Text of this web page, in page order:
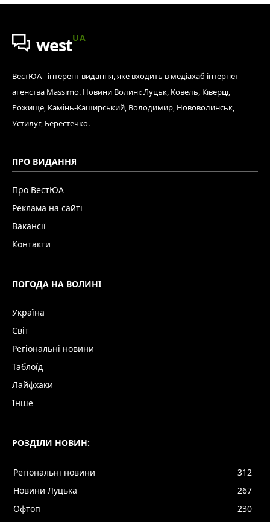
westUA
ВестЮА - інтерент видання, яке входить в медіахаб інтернет
агенства Massimo. Новини Волині: Луцьк, Ковель, Ківерці,
Рожище, Камінь-Каширський, Володимир, Нововолинськ,
Устилуг, Берестечко.
ПРО ВИДАННЯ
Про ВестЮА
Реклама на сайті
Вакансії
Контакти
ПОГОДА НА ВОЛИНІ
Україна
Світ
Регіональні новини
Таблоїд
Лайфхаки
Інше
РОЗДІЛИ НОВИН:
Регіональні новини
312
Новини Луцька
267
Офтоп
230